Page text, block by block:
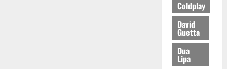
Coldplay
David
Guetta
Dua
Lipa